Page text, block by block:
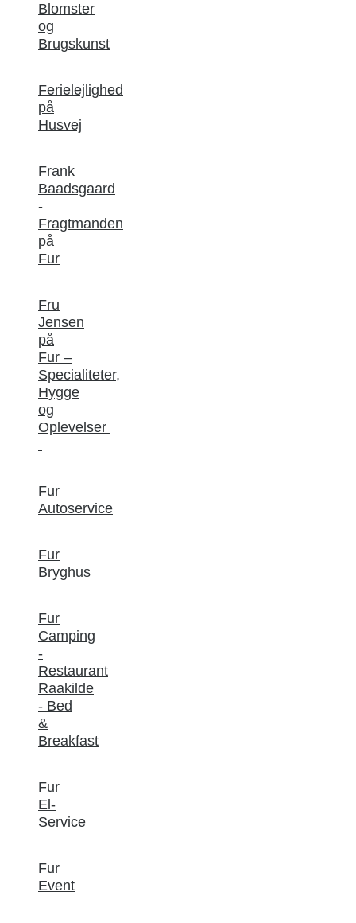
Blomster
og
Brugskunst
Ferielejlighed
på
Husvej
Frank
Baadsgaard
-
Fragtmanden
på
Fur
Fru
Jensen
på
Fur –
Specialiteter,
Hygge
og
Oplevelser
Fur
Autoservice
Fur
Bryghus
Fur
Camping
-
Restaurant
Raakilde
- Bed
&
Breakfast
Fur
El-
Service
Fur
Event